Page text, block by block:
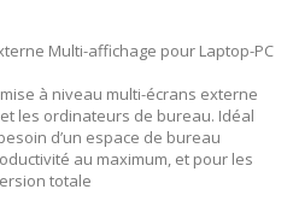
Multi-affichage pour Laptop-PC
à niveau multi-écrans externe
les ordinateurs de bureau. Idéal
d’un espace de bureau
au maximum, et pour les
totale